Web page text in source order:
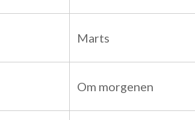
Marts
Om morgenen